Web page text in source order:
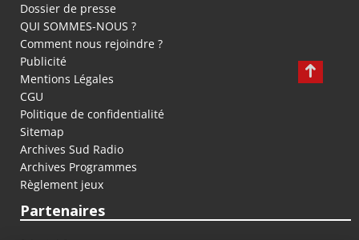
Dossier de presse
QUI SOMMES-NOUS ?
Comment nous rejoindre ?
Publicité
Mentions Légales
CGU
Politique de confidentialité
Sitemap
Archives Sud Radio
Archives Programmes
Règlement jeux
Partenaires